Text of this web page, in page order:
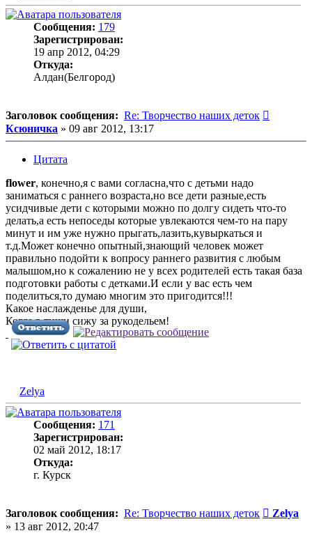
Сообщения: 179
Зарегистрирован:
19 апр 2012, 04:29
Откуда:
Алдан(Белгород)
Заголовок сообщения: Re: Творчество наших деток
Ксюничка » 09 авг 2012, 13:17
Цитата
flower, конечно,я с вами согласна,что с детьми надо
заниматься с раннего возраста,но все дети разные,есть
усидчивые дети с которыми можно по долгу сидеть что-то
делать,а есть непоседы которые увлекаются чем-то на пару
минут и им уже нужно прыгать,лазить,кувыркаться и
т.д.Может конечно опытный,знающий человек может
правильно подойти к вопросу раннего развития с любым
малышом,но к сожалению не у всех родителей есть такая база
подготовки работы с детками.И если у вас есть чем
поделиться,то думаю многим это пригодится!!!
Какое наслажденье для души,
Когда в тиши сижу за рукодельем!
Zelya
Сообщения: 171
Зарегистрирован:
02 май 2012, 18:17
Откуда:
г. Курск
Заголовок сообщения: Re: Творчество наших деток
Zelya
» 13 авг 2012, 20:47